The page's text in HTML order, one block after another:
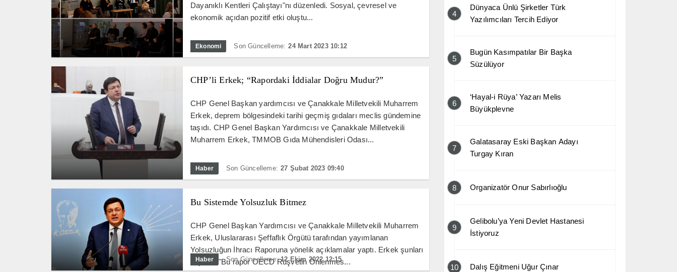
Dayanıklı Kentleri Çalıştayı"nı düzenledi. Sosyal, çevresel ve
ekonomik açıdan pozitif etki oluştu...
Ekonomi Son Güncelleme: 24 Mart 2023 10:12
CHP’li Erkek; “Rapordaki İddialar Doğru Mudur?”
CHP Genel Başkan yardımcısı ve Çanakkale Milletvekili Muharrem
Erkek, deprem bölgesindeki tarihi geçmiş gıdaları meclis gündemine
taşıdı. CHP Genel Başkan Yardımcısı ve Çanakkale Milletvekili
Muharrem Erkek, TMMOB Gıda Mühendisleri Odası...
Haber Son Güncelleme: 27 Şubat 2023 09:40
Bu Sistemde Yolsuzluk Bitmez
CHP Genel Başkan Yardımcısı ve Çanakkale Milletvekili Muharrem
Erkek, Uluslararası Şeffaflık Örgütü tarafından yayımlanan
Yolsuzluğun İhracı Raporuna yönelik açıklamalar yaptı. Erkek şunları
söyledi: "Bu rapor OECD Rüşvetin Önlenmes...
Haber Son Güncelleme: 12 Ekim 2022 12:15
4
Dünyaca Ünlü Şirketler Türk
Yazılımcıları Tercih Ediyor
5
Bugün Kasımpatılar Bir Başka
Süzülüyor
6
‘Hayal-i Rüya’ Yazarı Melis
Büyükplevne
7
Galatasaray Eski Başkan Adayı
Turgay Kıran
8 Organizatör Onur Sabırlıoğlu
9
Gelibolu’ya Yeni Devlet Hastanesi
İstiyoruz
10 Dalış Eğitmeni Uğur Çınar